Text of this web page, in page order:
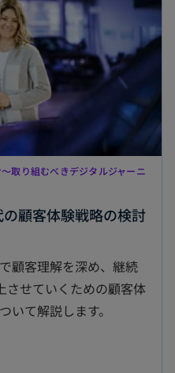
取り組むべきデジタルジャーニ
顧客体験戦略の検討
顧客理解を深め、継続
させていくための顧客体
いて解説します。